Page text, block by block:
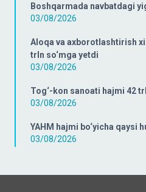
Boshqarmada navbatdagi
03/08/2026
Aloqa va axborotlashtirish
trln so‘mga yetdi
03/08/2026
Tog‘-kon sanoati hajmi 42
03/08/2026
YAHM hajmi bo‘yicha qaysi
03/08/2026